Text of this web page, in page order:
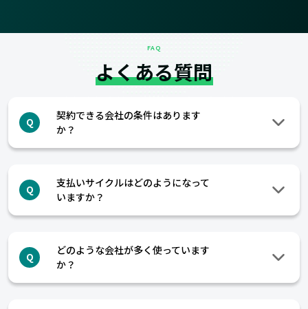
FAQ
よくある質問
Q
契約できる会社の条件はあります
か？
Q
支払いサイクルはどのようになって
いますか？
Q
どのような会社が多く使っています
か？